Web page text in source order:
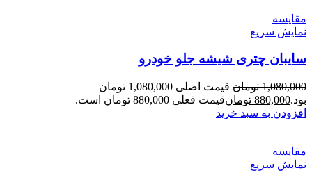
مقايسه
نمایش سریع
سایبان چتری شیشه جلو خودرو
1,080,000 تومان
قیمت اصلی 1,080,000 تومان
بود.880,000 تومانقیمت فعلی 880,000 تومان است.
افزودن به سبد خرید
مقايسه
نمایش سریع